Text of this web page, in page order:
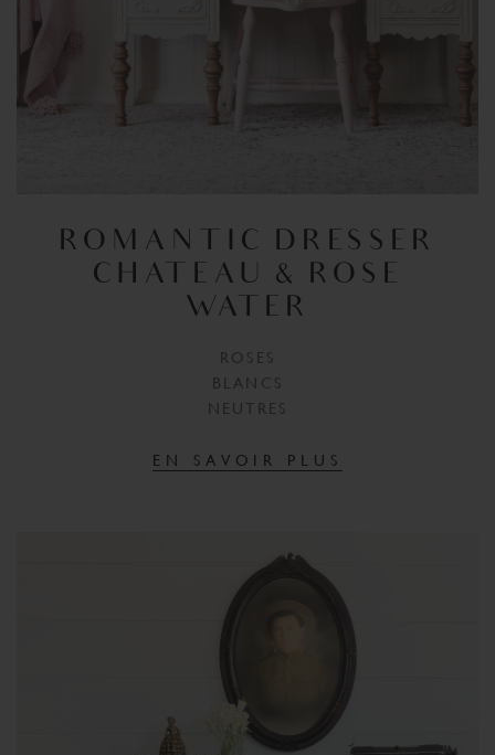
ROMANTIC DRESSER
CHATEAU & ROSE
WATER
ROSES
BLANCS
NEUTRES
EN SAVOIR PLUS